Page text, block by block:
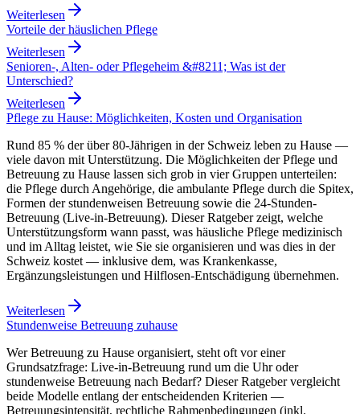
Weiterlesen
Vorteile der häuslichen Pflege
Weiterlesen
Senioren-, Alten- oder Pflegeheim &#8211; Was ist der
Unterschied?
Weiterlesen
Pflege zu Hause: Möglichkeiten, Kosten und Organisation
Rund 85 % der über 80-Jährigen in der Schweiz leben zu Hause —
viele davon mit Unterstützung. Die Möglichkeiten der Pflege und
Betreuung zu Hause lassen sich grob in vier Gruppen unterteilen:
die Pflege durch Angehörige, die ambulante Pflege durch die Spitex,
Formen der stundenweisen Betreuung sowie die 24-Stunden-
Betreuung (Live-in-Betreuung). Dieser Ratgeber zeigt, welche
Unterstützungsform wann passt, was häusliche Pflege medizinisch
und im Alltag leistet, wie Sie sie organisieren und was dies in der
Schweiz kostet — inklusive dem, was Krankenkasse,
Ergänzungsleistungen und Hilflosen-Entschädigung übernehmen.
Weiterlesen
Stundenweise Betreuung zuhause
Wer Betreuung zu Hause organisiert, steht oft vor einer
Grundsatzfrage: Live-in-Betreuung rund um die Uhr oder
stundenweise Betreuung nach Bedarf? Dieser Ratgeber vergleicht
beide Modelle entlang der entscheidenden Kriterien —
Betreuungsintensität, rechtliche Rahmenbedingungen (inkl.